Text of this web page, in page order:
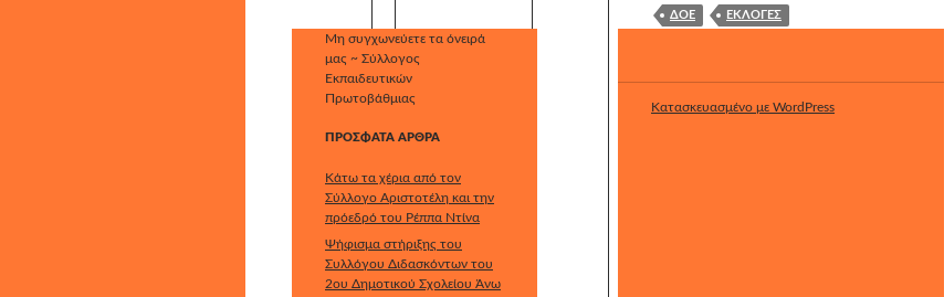
ΔΟΕ ΕΚΛΟΓΈΣ
Μη συγχωνεύετε τα όνειρά
μας ~ Σύλλογος
Εκπαιδευτικών
Πρωτοβάθμιας
ΠΡΌΣΦΑΤΑ ΆΡΘΡΑ
Κάτω τα χέρια από τον
Σύλλογο Αριστοτέλη και την
πρόεδρό του Ρέππα Ντίνα
Ψήφισμα στήριξης του
Συλλόγου Διδασκόντων του
2ου Δημοτικού Σχολείου Άνω
Κατασκευασμένο με WordPress